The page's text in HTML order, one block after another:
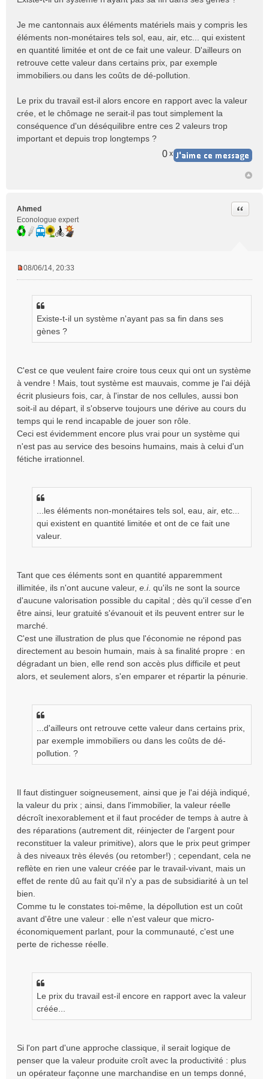
s
a
g
e
n
n
u
Je me cantonnais aux éléments matériels mais y compris les
éléments non-monétaires tels sol, eau, air, etc... qui existent
en quantité limitée et ont de ce fait une valeur. D'ailleurs on
retrouve cette valeur dans certains prix, par exemple
immobiliers.ou dans les coûts de dé-pollution.
Le prix du travail est-il alors encore en rapport avec la valeur
crée, et le chômage ne serait-il pas tout simplement la
conséquence d'un déséquilibre entre ces 2 valeurs trop
important et depuis trop longtemps ?
0 x
Ahmed
Econologue expert
Citer
n
l
u
08/06/14, 20:33
Existe-t-il un système n'ayant pas sa fin dans ses
gènes ?
C'est ce que veulent faire croire tous ceux qui ont un système
à vendre ! Mais, tout système est mauvais, comme je l'ai déjà
écrit plusieurs fois, car, à l'instar de nos cellules, aussi bon
soit-il au départ, il s'observe toujours une dérive au cours du
temps qui le rend incapable de jouer son rôle.
Ceci est évidemment encore plus vrai pour un système qui
n'est pas au service des besoins humains, mais à celui d'un
fétiche irrationnel.
...les éléments non-monétaires tels sol, eau, air, etc...
qui existent en quantité limitée et ont de ce fait une
valeur.
Tant que ces éléments sont en quantité apparemment
illimitée, ils n'ont aucune valeur, e.i. qu'ils ne sont la source
d'aucune valorisation possible du capital ; dès qu'il cesse d'en
être ainsi, leur gratuité s'évanouit et ils peuvent entrer sur le
marché.
C'est une illustration de plus que l'économie ne répond pas
directement au besoin humain, mais à sa finalité propre : en
dégradant un bien, elle rend son accès plus difficile et peut
alors, et seulement alors, s'en emparer et répartir la pénurie.
...d'ailleurs ont retrouve cette valeur dans certains prix,
par exemple immobiliers ou dans les coûts de dé-
pollution. ?
Il faut distinguer soigneusement, ainsi que je l'ai déjà indiqué,
la valeur du prix ; ainsi, dans l'immobilier, la valeur réelle
décroît inexorablement et il faut procéder de temps à autre à
des réparations (autrement dit, réinjecter de l'argent pour
reconstituer la valeur primitive), alors que le prix peut grimper
à des niveaux très élevés (ou retomber!) ; cependant, cela ne
reflète en rien une valeur créée par le travail-vivant, mais un
effet de rente dû au fait qu'il n'y a pas de subsidiarité à un tel
bien.
Comme tu le constates toi-même, la dépollution est un coût
avant d'être une valeur : elle n'est valeur que micro-
économiquement parlant, pour la communauté, c'est une
perte de richesse réelle.
Le prix du travail est-il encore en rapport avec la valeur
créée...
Si l'on part d'une approche classique, il serait logique de
penser que la valeur produite croît avec la productivité : plus
un opérateur façonne une marchandise en un temps donné,